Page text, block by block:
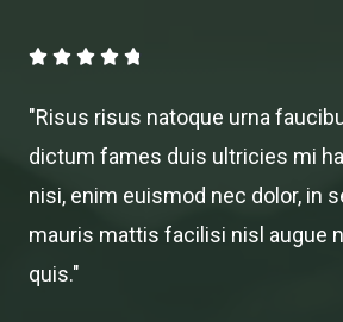
    
8
/
5
"Risus risus natoque urna
dictum fames duis ultricies mi
nisi, enim euismod nec dolor, in
mauris mattis facilisi nisl augue
quis."